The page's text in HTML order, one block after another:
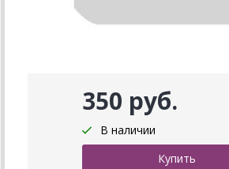
350 руб.
В наличии